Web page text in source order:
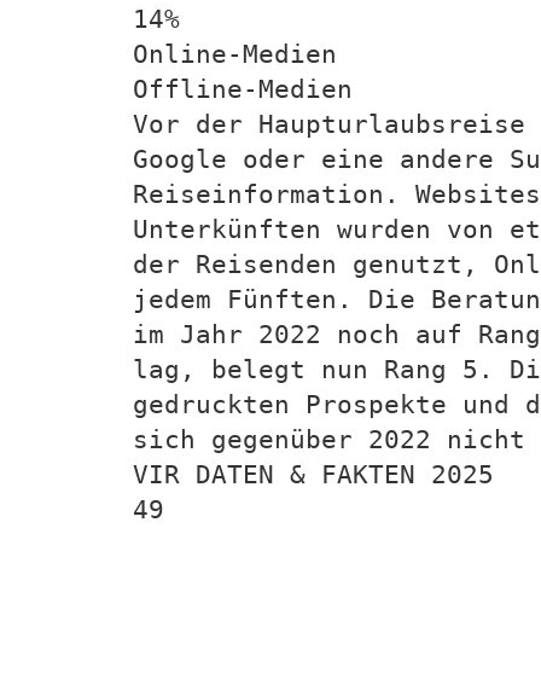
14%
Online-Medien
Offline-Medien
Vor der Haupturlaubsreise
Google oder eine andere
Reiseinformation.
Unterkünften wurden von
der Reisenden genutzt,
jedem Fünften. Die
im Jahr 2022 noch auf
lag, belegt nun Rang 5.
gedruckten Prospekte
sich gegenüber 2022
VIR DATEN & FAKTEN 2025
49